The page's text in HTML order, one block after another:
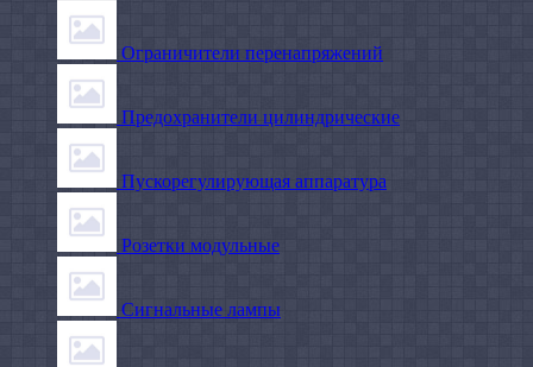
Ограничители перенапряжений
Предохранители цилиндрические
Пускорегулирующая аппаратура
Розетки модульные
Сигнальные лампы